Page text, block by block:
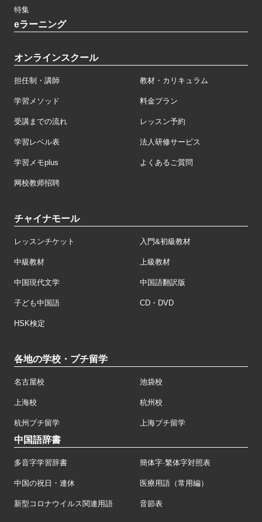
特集
eラーニング
オンラインスクール
担任制・講師 教材・カリキュラム
学習メソッド 料金プラン
受講までの流れ レッスン予約
学習レベル表 法人研修サービス
学習メモplus よくあるご質問
网校教师招聘
チャイナモール
レッスンチケット 入門&初級教材
中級教材 上級教材
中国現代文学 中国語翻訳版
子ども中国語 CD・DVD
HSK検定
各地の学校・プチ留学
名古屋校 池袋校
上海校 杭州校
杭州プチ留学 上海プチ留学
中国語辞書
多音字学習辞書 簡体字·繁体字対照表
中国の祝日・連休 医療用語（常用編）
新型コロナウイルス関連用語 音節表